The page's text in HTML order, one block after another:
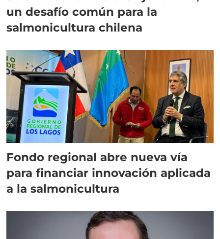
un desafío común para la
salmonicultura chilena
Fondo regional abre nueva vía
para financiar innovación aplicada
a la salmonicultura